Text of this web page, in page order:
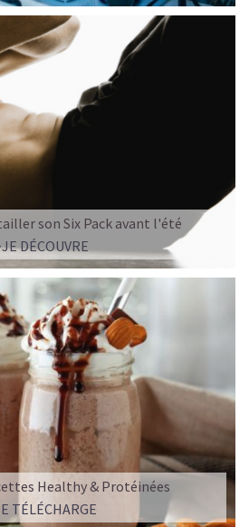
son Six Pack avant l'été
DÉCOUVRE
Healthy & Protéinées
TÉLÉCHARGE